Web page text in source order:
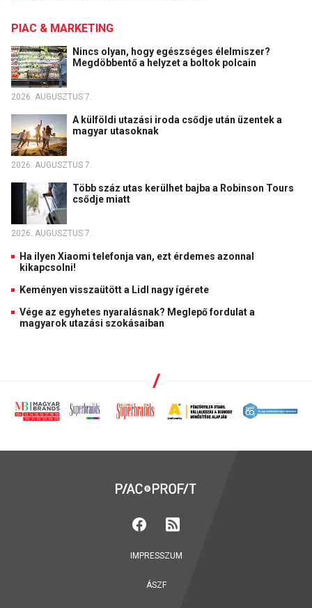
PIAC & MARKETING
Nincs olyan, hogy egészséges élelmiszer?
Megdöbbentő a helyzet a boltok polcain
2026. AUGUSZTUS 7.
A külföldi utazási iroda csődje után üzentek a
magyar utasoknak
2026. AUGUSZTUS 7.
Több száz utas kerülhet bajba a Robinson Tours
csődje miatt
2026. AUGUSZTUS 7.
Ha ilyen Xiaomi telefonja van, ezt érdemes azonnal
kikapcsolni!
Keményen visszaütött a Lidl nagy ígérete
Vége az egyhetes nyaralásnak? Meglepő fordulat a
magyarok utazási szokásaiban
IMPRESSZUM
ÁSZF